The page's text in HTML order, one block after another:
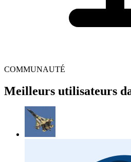
COMMUNAUTÉ
Meilleurs utilisateurs